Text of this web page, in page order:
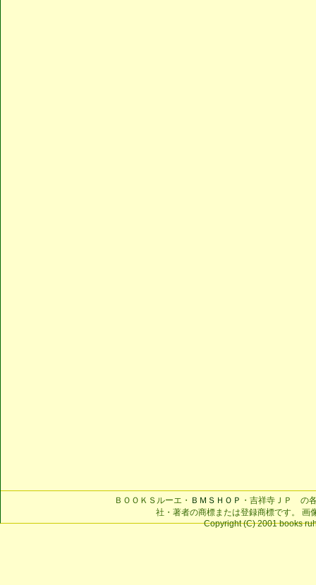
ＢＯＯＫＳルーエ・ ＢＭＳＨＯＰ ・吉祥寺ＪＰ の
社・著者の商標または登録商標です。 画
Copyright (C) 2001 books